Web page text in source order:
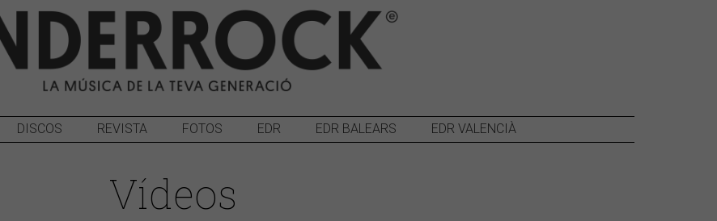
DISCOS REVISTA FOTOS EDR EDR BALEARS EDR VALENCIÀ
Vídeos